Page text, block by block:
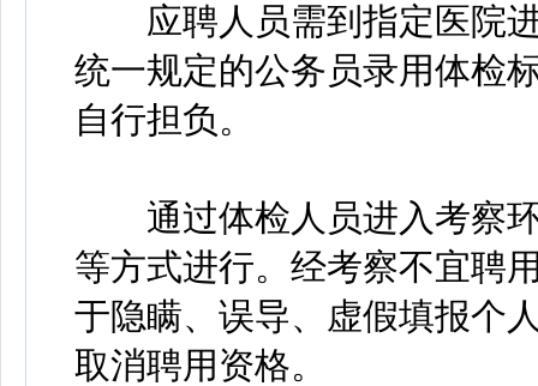
应聘人员需到指定医院进
统一规定的公务员录用体检
自行担负。
通过体检人员进入考察环
等方式进行。经考察不宜聘
于隐瞒、误导、虚假填报个
取消聘用资格。